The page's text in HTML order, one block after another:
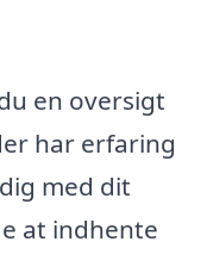
en oversigt
har erfaring
med dit
at indhente